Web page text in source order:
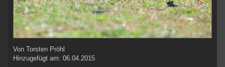
Von Torsten Pröhl
Hinzugefügt am: 06.04.2015